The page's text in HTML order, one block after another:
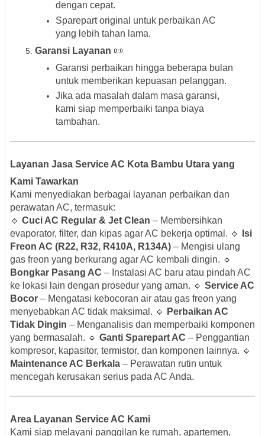
dengan cepat.
Sparepart original untuk perbaikan AC
yang lebih tahan lama.
Garansi Layanan 📜
Garansi perbaikan hingga beberapa bulan
untuk memberikan kepuasan pelanggan.
Jika ada masalah dalam masa garansi,
kami siap memperbaiki tanpa biaya
tambahan.
Layanan Jasa Service AC Kota Bambu Utara yang
Kami Tawarkan
Kami menyediakan berbagai layanan perbaikan dan
perawatan AC, termasuk:
🔹 Cuci AC Regular & Jet Clean – Membersihkan
evaporator, filter, dan kipas agar AC bekerja optimal. 🔹
Isi
Freon AC (R22, R32, R410A, R134A) – Mengisi ulang
gas freon yang berkurang agar AC kembali dingin. 🔹
Bongkar Pasang AC – Instalasi AC baru atau pindah AC
ke lokasi lain dengan prosedur yang aman. 🔹 Service AC
Bocor – Mengatasi kebocoran air atau gas freon yang
menyebabkan AC tidak maksimal. 🔹
Perbaikan AC
Tidak Dingin – Menganalisis dan memperbaiki komponen
yang bermasalah. 🔹 Ganti Sparepart AC – Penggantian
kompresor, kapasitor, termistor, dan komponen lainnya. 🔹
Maintenance AC Berkala – Perawatan rutin untuk
mencegah kerusakan serius pada AC Anda.
Area Layanan Service AC Kami
Kami siap melayani panggilan ke rumah, apartemen,